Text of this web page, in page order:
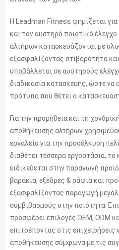
Η Leadman Fitness φημίζεται
και τον αυστηρό ποιοτικό
αλτήρων κατασκευάζονται με
εξασφαλίζοντας στιβαρότητα
υποβάλλεται σε αυστηρούς
διαδικασία κατασκευής, ώστε να
πρότυπα που θέτει ο
Για την προμήθεια και τη
αποθήκευσης αλτήρων
εργαλείο για την προσέλκυση
διαθέτει τέσσερα εργοστάσια,
ειδικεύεται στην παραγωγή
βαράκια, εξέδρες & ράφια και
εξασφαλίζοντας παραγωγή
συμβιβασμούς στην ποιότητα.
προσφέρει επιλογές OEM, ODM
επιτρέποντας στις
αποθήκευσης σύμφωνα με τις